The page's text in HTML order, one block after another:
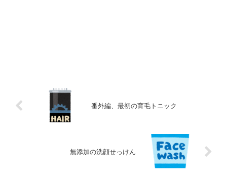
番外編、最初の育毛トニック
無添加の洗顔せっけん